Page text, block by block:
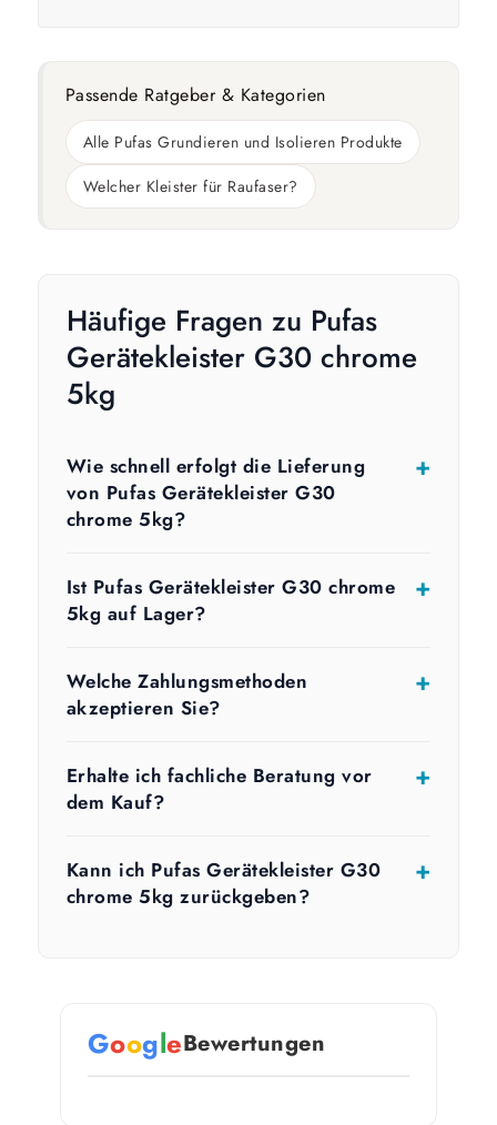
Passende Ratgeber & Kategorien
Alle Pufas Grundieren und Isolieren Produkte
Welcher Kleister für Raufaser?
Häufige Fragen zu Pufas
Gerätekleister G30 chrome
5kg
Wie schnell erfolgt die Lieferung
von Pufas Gerätekleister G30
chrome 5kg?
Ist Pufas Gerätekleister G30 chrome
5kg auf Lager?
Welche Zahlungsmethoden
akzeptieren Sie?
Erhalte ich fachliche Beratung vor
dem Kauf?
Kann ich Pufas Gerätekleister G30
chrome 5kg zurückgeben?
GoogleBewertungen